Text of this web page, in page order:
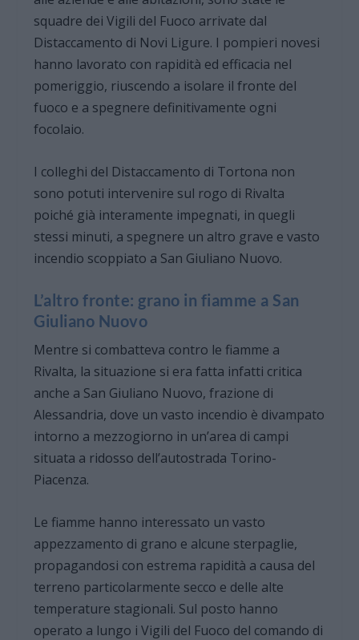
squadre dei Vigili del Fuoco arrivate dal
Distaccamento di Novi Ligure. I pompieri novesi
hanno lavorato con rapidità ed efficacia nel
pomeriggio, riuscendo a isolare il fronte del
fuoco e a spegnere definitivamente ogni
focolaio.
I colleghi del Distaccamento di Tortona non
sono potuti intervenire sul rogo di Rivalta
poiché già interamente impegnati, in quegli
stessi minuti, a spegnere un altro grave e vasto
incendio scoppiato a San Giuliano Nuovo.
L’altro fronte: grano in fiamme a San
Giuliano Nuovo
Mentre si combatteva contro le fiamme a
Rivalta, la situazione si era fatta infatti critica
anche a San Giuliano Nuovo, frazione di
Alessandria, dove un vasto incendio è divampato
intorno a mezzogiorno in un’area di campi
situata a ridosso dell’autostrada Torino-
Piacenza.
Le fiamme hanno interessato un vasto
appezzamento di grano e alcune sterpaglie,
propagandosi con estrema rapidità a causa del
terreno particolarmente secco e delle alte
temperature stagionali. Sul posto hanno
operato a lungo i Vigili del Fuoco del comando di